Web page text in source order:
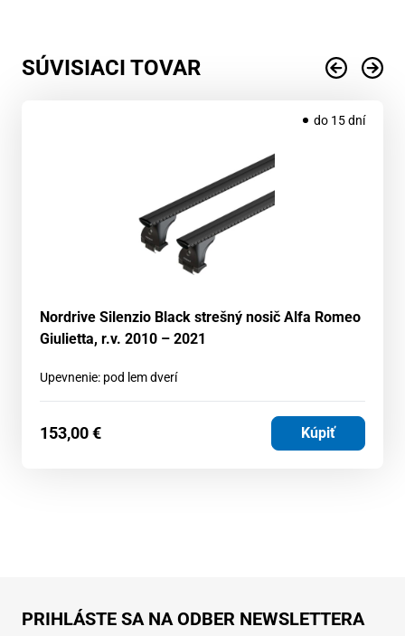
SÚVISIACI TOVAR
do 15 dní
Nordrive Silenzio Black strešný nosič Alfa Romeo
Giulietta, r.v. 2010 – 2021
Upevnenie: pod lem dverí
153,00€ Kúpiť
PRIHLÁSTE SA NA ODBER NEWSLETTERA